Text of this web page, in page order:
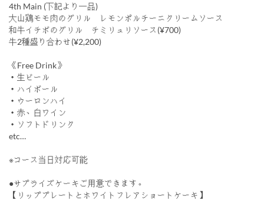
4th Main (下記より一品)
大山鶏モモ肉のグリル レモンポルチーニクリームソース
和牛イチボのグリル チミリュリソース(¥700)
牛2種盛り合わせ(¥2,200)
《Free Drink》
・生ビール
・ハイボール
・ウーロンハイ
・赤、白ワイン
・ソフトドリンク
etc…
※コース当日対応可能
●サプライズケーキご用意できます。
【リッププレートとホワイトフレアショートケーキ】